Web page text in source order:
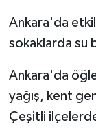
Ankara'da
sokaklarda su
Ankara'da
yağış, kent
Çeşitli